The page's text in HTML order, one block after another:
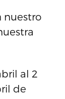
nuestro
al 2
de